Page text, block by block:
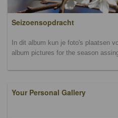
Seizoensopdracht
In dit album kun je foto's plaatsen
album pictures for the season
Your Personal Gallery